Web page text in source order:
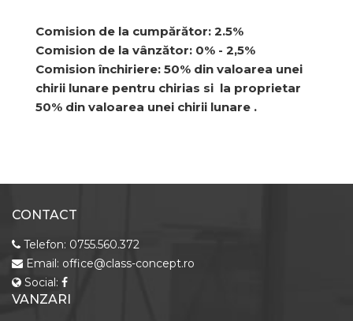
Comision de la cumpărător: 2.5%
Comision de la vânzător: 0% - 2,5%
Comision închiriere: 50% din valoarea unei
chirii lunare pentru chirias si la proprietar
50% din valoarea unei chirii lunare .
CONTACT
Telefon: 0755.560.372
Email: office@class-concept.ro
Social:
VANZARI